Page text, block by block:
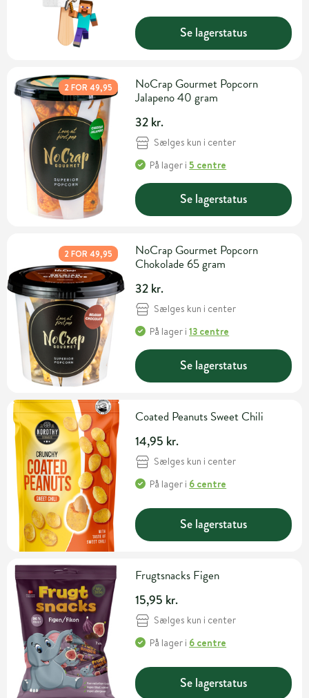
Se lagerstatus
2 FOR 49,95
NoCrap Gourmet Popcorn
Jalapeno 40 gram
32 kr.
Sælges kun i center
På lager i5 centre
Se lagerstatus
2 FOR 49,95
NoCrap Gourmet Popcorn
Chokolade 65 gram
32 kr.
Sælges kun i center
På lager i13 centre
Se lagerstatus
Coated Peanuts Sweet Chili
14,95 kr.
Sælges kun i center
På lager i 6 centre
Se lagerstatus
Frugtsnacks Figen
15,95 kr.
Sælges kun i center
På lager i 6 centre
Se lagerstatus